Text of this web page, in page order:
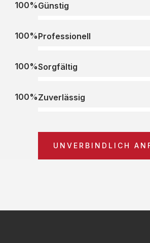
Günstig
100%
Professionell
100%
Sorgfältig
100%
Zuverlässig
100%
UNVERBINDLICH